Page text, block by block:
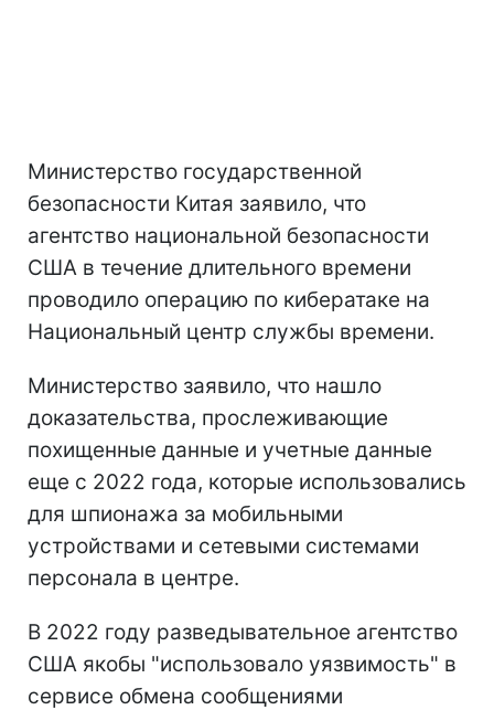
Министерство государственной
безопасности Китая заявило, что
агентство национальной безопасности
США в течение длительного времени
проводило операцию по кибератаке на
Национальный центр службы времени.
Министерство заявило, что нашло
доказательства, прослеживающие
похищенные данные и учетные данные
еще с 2022 года, которые использовались
для шпионажа за мобильными
устройствами и сетевыми системами
персонала в центре.
В 2022 году разведывательное агентство
США якобы "использовало уязвимость" в
сервисе обмена сообщениями